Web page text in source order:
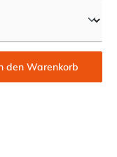
die Schaltflächen um die Anzahl
den Warenkorb